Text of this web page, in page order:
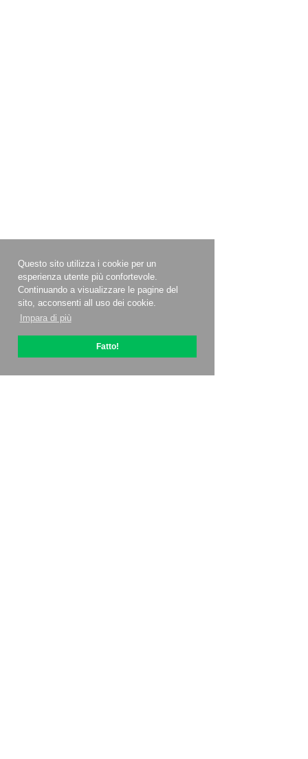
Questo sito utilizza i cookie per un
esperienza utente più confortevole.
Continuando a visualizzare le pagine del
sito, acconsenti all uso dei cookie.
Impara di più
Fatto!